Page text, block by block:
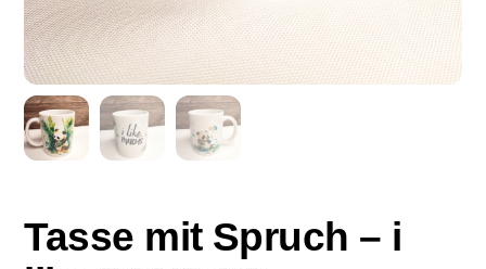
Tasse mit Spruch – i